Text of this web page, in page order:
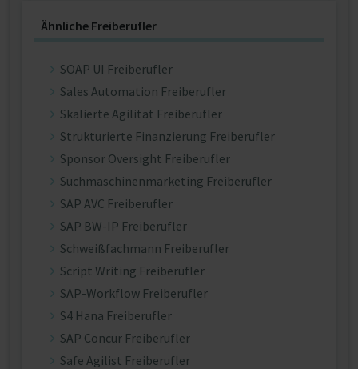
Ähnliche Freiberufler
SOAP UI Freiberufler
Sales Automation Freiberufler
Skalierte Agilität Freiberufler
Strukturierte Finanzierung Freiberufler
Sponsor Oversight Freiberufler
Suchmaschinenmarketing Freiberufler
SAP AVC Freiberufler
SAP BW-IP Freiberufler
Schweißfachmann Freiberufler
Script Writing Freiberufler
SAP-Workflow Freiberufler
S4 Hana Freiberufler
SAP Concur Freiberufler
Safe Agilist Freiberufler